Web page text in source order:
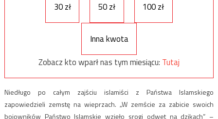
30 zł 50 zł 100 zł
Inna kwota
Zobacz kto wparł nas tym miesiącu: Tutaj
Niedługo po całym zajściu islamiści z Państwa Islamskiego
zapowiedzieli zemstę na wieprzach. „W zemście za zabicie swoich
bojowników Państwo Islamskie wzięło srogi odwet na dzikach” –